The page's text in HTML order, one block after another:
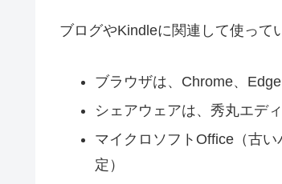
ブログやKindleに関連して使って
ブラウザは、Chrome、
シェアウェアは、秀丸エデ
マイクロソフトOffice（古
定）